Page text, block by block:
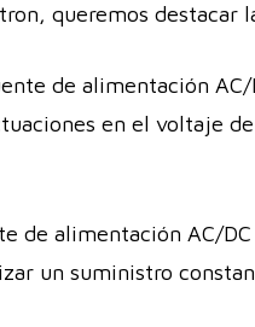
queremos destacar
de alimentación AC/
en el voltaje
de alimentación AC/
un suministro